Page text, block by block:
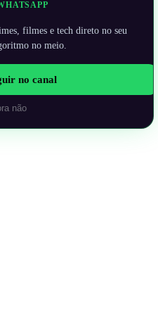
filmes e tech direto no seu
no meio.
no canal
não